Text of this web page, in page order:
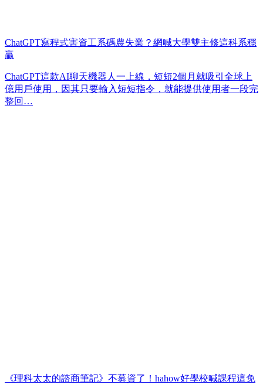
ChatGPT寫程式害資工系碼農失業？網喊大學雙主修這科系穩
贏
ChatGPT這款AI聊天機器人一上線，短短2個月就吸引全球上
億用戶使用，因其只要輸入短短指令，就能提供使用者一段完
整回…
《理科太太的諮商筆記》不募資了！hahow好學校喊課程這免